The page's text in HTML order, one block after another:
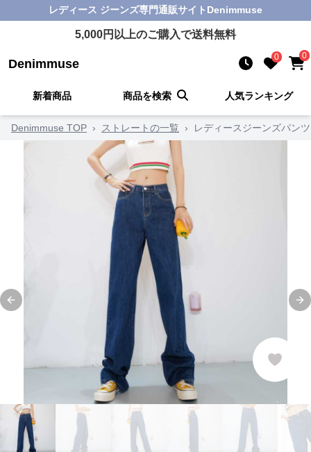
レディース ジーンズ専門通販サイト Denimmuse
5,000円以上のご購入で送料無料
Denimmuse 0 0
新着商品 商品を検索 人気ランキング
Denimmuse TOP › ストレートの一覧 › レディースジーンズパン
Previous slide